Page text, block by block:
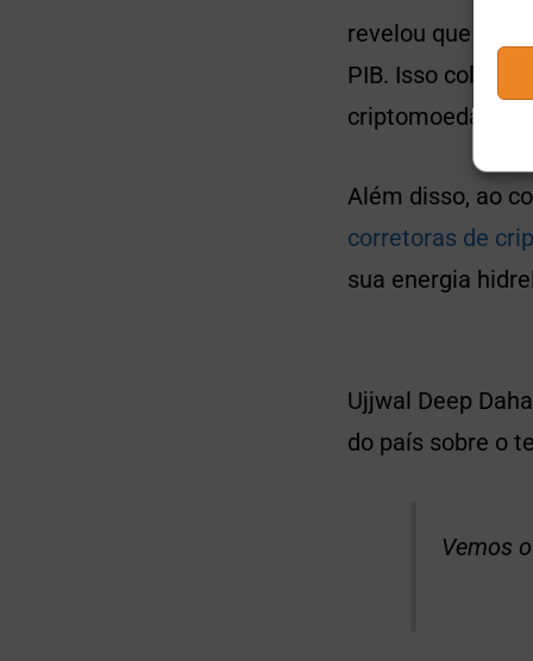
revelou que
PIB. Isso coloca
criptomoeda.
Além disso, ao
corretoras de
sua energia
Ujjwal Deep
do país sobre o
Vemos